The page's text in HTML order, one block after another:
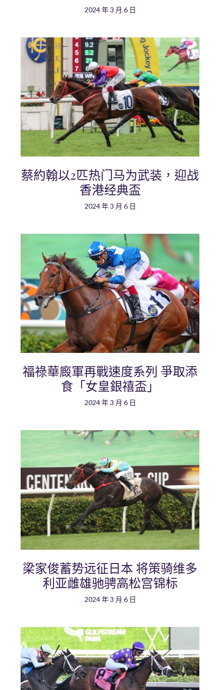
2024 年 3 月 6 日
蔡約翰以2匹热门马为武装，迎战
香港经典盃
2024 年 3 月 6 日
福祿華廄軍再戰速度系列 爭取添
食「女皇銀禧盃」
2024 年 3 月 6 日
梁家俊蓄势远征日本 将策骑维多
利亚雌雄驰骋高松宫锦标
2024 年 3 月 6 日